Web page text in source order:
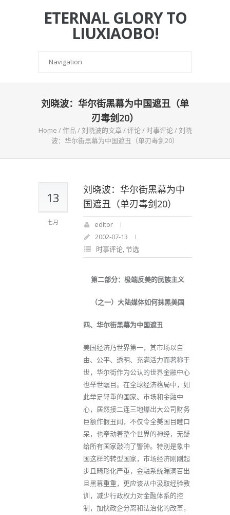
ETERNAL GLORY TO
LIUXIAOBO!
刘晓波：华尔街黑幕为中国遮丑（单
刃毒剑20）
Home /作品 /刘晓波的文章/评论/ 时事评论/刘晓
波：华尔街黑幕为中国遮丑（单刃毒剑20）
13
七月
刘晓波：华尔街黑幕为中
国遮丑（单刃毒剑20）
editor
2002-07-13
时事评论,节选
第二部分：极端反美的民族主义
（之一）大陆媒体如何抹黑美国
四、华尔街黑幕为中国遮丑
美国经济乃世界第一，其市场以自
由、公平、透明、充满活力而著称于
世，华尔街作为公认的世界金融中心
也举世瞩目。在全球经济格局中，如
此举足轻重的国家、市场和金融中
心，居然接二连三地爆出大公司财务
巨额作假丑闻，不仅令全美国目瞪口
呆，也牵动着整个世界的神经，无疑
给所有国家敲响了警钟。特别是象中
国这样的转型国家，市场经济刚刚起
步且畸形化严重，金融系统漏洞百出
且黑幕重重，更应该从中汲取经验教
训，减少行政权力对金融体系的控
制，加快政企分离和法治化的改革，